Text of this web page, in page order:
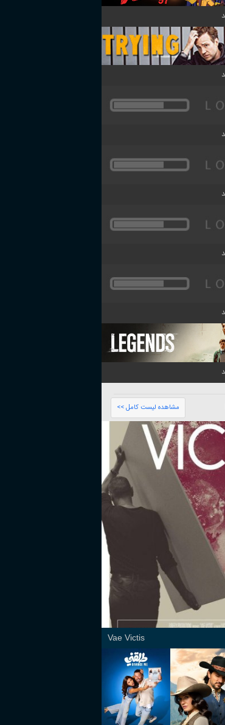
مشاهده لیست کامل >>
Vae Victis